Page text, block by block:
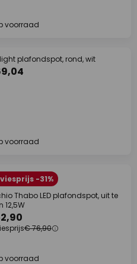
voorraad
plafondspot, rond, wit
voorraad
-31%
Thabo LED plafondspot, uit te
12,5W
€ 76,90
voorraad